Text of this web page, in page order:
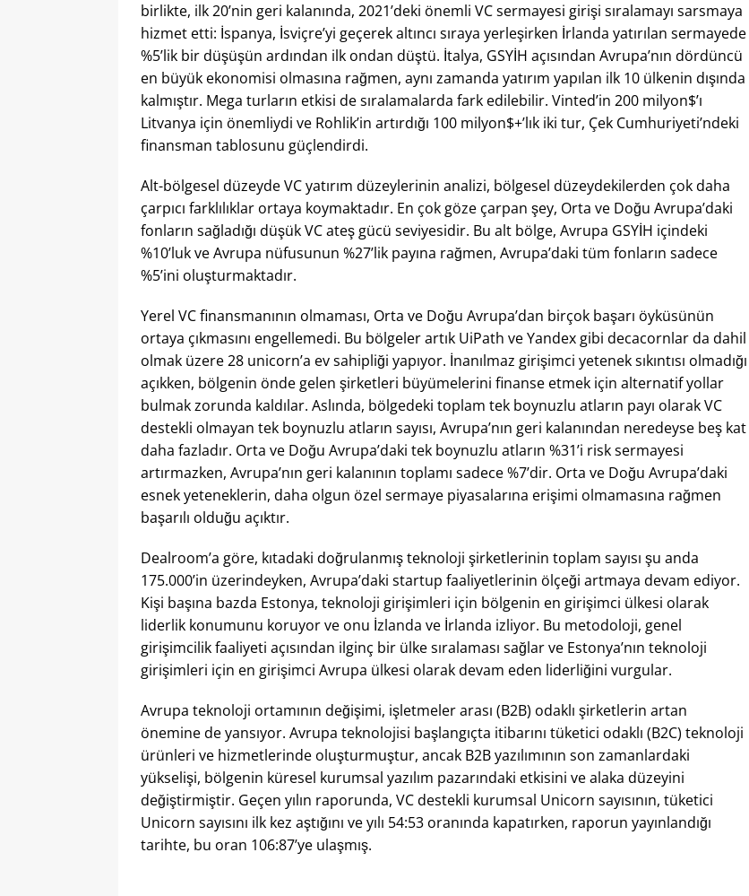
birlikte, ilk 20’nin geri kalanında, 2021’deki önemli VC sermayesi girişi sıralamayı sarsmaya
hizmet etti: İspanya, İsviçre’yi geçerek altıncı sıraya yerleşirken İrlanda yatırılan sermayede
%5’lik bir düşüşün ardından ilk ondan düştü. İtalya, GSYİH açısından Avrupa’nın dördüncü
en büyük ekonomisi olmasına rağmen, aynı zamanda yatırım yapılan ilk 10 ülkenin dışında
kalmıştır. Mega turların etkisi de sıralamalarda fark edilebilir. Vinted’in 200 milyon$’ı
Litvanya için önemliydi ve Rohlik’in artırdığı 100 milyon$+’lık iki tur, Çek Cumhuriyeti’ndeki
finansman tablosunu güçlendirdi.
Alt-bölgesel düzeyde VC yatırım düzeylerinin analizi, bölgesel düzeydekilerden çok daha
çarpıcı farklılıklar ortaya koymaktadır. En çok göze çarpan şey, Orta ve Doğu Avrupa’daki
fonların sağladığı düşük VC ateş gücü seviyesidir. Bu alt bölge, Avrupa GSYİH içindeki
%10’luk ve Avrupa nüfusunun %27’lik payına rağmen, Avrupa’daki tüm fonların sadece
%5’ini oluşturmaktadır.
Yerel VC finansmanının olmaması, Orta ve Doğu Avrupa’dan birçok başarı öyküsünün
ortaya çıkmasını engellemedi. Bu bölgeler artık UiPath ve Yandex gibi decacornlar da dahil
olmak üzere 28 unicorn’a ev sahipliği yapıyor. İnanılmaz girişimci yetenek sıkıntısı olmadığı
açıkken, bölgenin önde gelen şirketleri büyümelerini finanse etmek için alternatif yollar
bulmak zorunda kaldılar. Aslında, bölgedeki toplam tek boynuzlu atların payı olarak VC
destekli olmayan tek boynuzlu atların sayısı, Avrupa’nın geri kalanından neredeyse beş kat
daha fazladır. Orta ve Doğu Avrupa’daki tek boynuzlu atların %31’i risk sermayesi
artırmazken, Avrupa’nın geri kalanının toplamı sadece %7’dir. Orta ve Doğu Avrupa’daki
esnek yeteneklerin, daha olgun özel sermaye piyasalarına erişimi olmamasına rağmen
başarılı olduğu açıktır.
Dealroom’a göre, kıtadaki doğrulanmış teknoloji şirketlerinin toplam sayısı şu anda
175.000’in üzerindeyken, Avrupa’daki startup faaliyetlerinin ölçeği artmaya devam ediyor.
Kişi başına bazda Estonya, teknoloji girişimleri için bölgenin en girişimci ülkesi olarak
liderlik konumunu koruyor ve onu İzlanda ve İrlanda izliyor. Bu metodoloji, genel
girişimcilik faaliyeti açısından ilginç bir ülke sıralaması sağlar ve Estonya’nın teknoloji
girişimleri için en girişimci Avrupa ülkesi olarak devam eden liderliğini vurgular.
Avrupa teknoloji ortamının değişimi, işletmeler arası (B2B) odaklı şirketlerin artan
önemine de yansıyor. Avrupa teknolojisi başlangıçta itibarını tüketici odaklı (B2C) teknoloji
ürünleri ve hizmetlerinde oluşturmuştur, ancak B2B yazılımının son zamanlardaki
yükselişi, bölgenin küresel kurumsal yazılım pazarındaki etkisini ve alaka düzeyini
değiştirmiştir. Geçen yılın raporunda, VC destekli kurumsal Unicorn sayısının, tüketici
Unicorn sayısını ilk kez aştığını ve yılı 54:53 oranında kapatırken, raporun yayınlandığı
tarihte, bu oran 106:87’ye ulaşmış.